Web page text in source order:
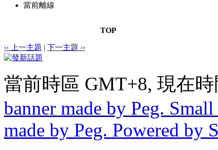
當前離線
TOP
‹‹ 上一主題 | 下一主題 ››
當前時區 GMT+8, 現在
banner made by Peg.
made by Peg. Powered by